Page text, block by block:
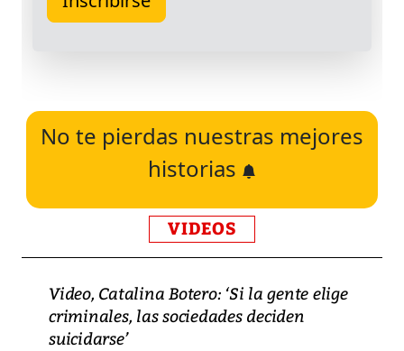
No te pierdas nuestras mejores
historias
VIDEOS
Video, Catalina Botero: ‘Si la gente elige
criminales, las sociedades deciden
suicidarse’